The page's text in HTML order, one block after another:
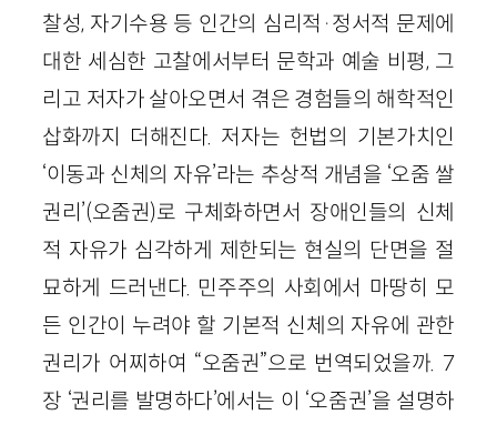
찰성, 자기수용 등 인간의 심리적·정서적 문제에
대한 세심한 고찰에서부터 문학과 예술 비평, 그
리고 저자가 살아오면서 겪은 경험들의 해학적인
삽화까지 더해진다. 저자는 헌법의 기본가치인
‘이동과 신체의 자유’라는 추상적 개념을 ‘오줌 쌀
권리’(오줌권)로 구체화하면서 장애인들의 신체
적 자유가 심각하게 제한되는 현실의 단면을 절
묘하게 드러낸다. 민주주의 사회에서 마땅히 모
든 인간이 누려야 할 기본적 신체의 자유에 관한
권리가 어찌하여 “오줌권”으로 번역되었을까. 7
장 ‘권리를 발명하다’에서는 이 ‘오줌권’을 설명하